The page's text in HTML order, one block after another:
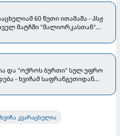
60 წუთი ითამაშა - პსჟ
მატჩში "მალიორკასთან"
და "ოქროს ბურთი" სულ უფრო
- ხვიჩამ საფრანგეთიდან
ხვიჩა კვარაცხელია